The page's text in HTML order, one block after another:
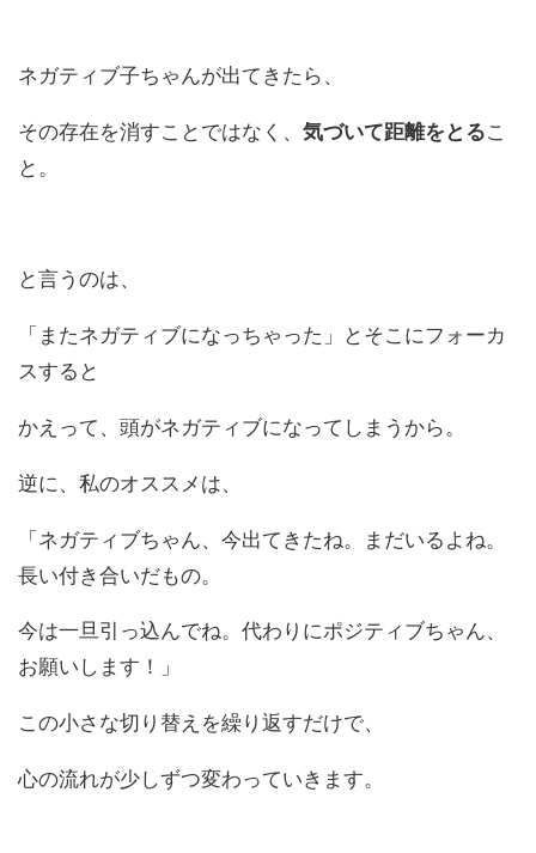
ネガティブ子ちゃんが出てきたら、
その存在を消すことではなく、 気づいて距離をとるこ
と。
と言うのは、
「またネガティブになっちゃった」とそこにフォーカ
スすると
かえって、頭がネガティブになってしまうから。
逆に、私のオススメは、
「ネガティブちゃん、今出てきたね。まだいるよね。
長い付き合いだもの。
今は一旦引っ込んでね。代わりにポジティブちゃん、
お願いします！」
この小さな切り替えを繰り返すだけで、
心の流れが少しずつ変わっていきます。